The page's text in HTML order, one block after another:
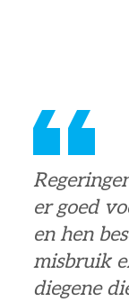
er goed
en hen
misbruik
diegene